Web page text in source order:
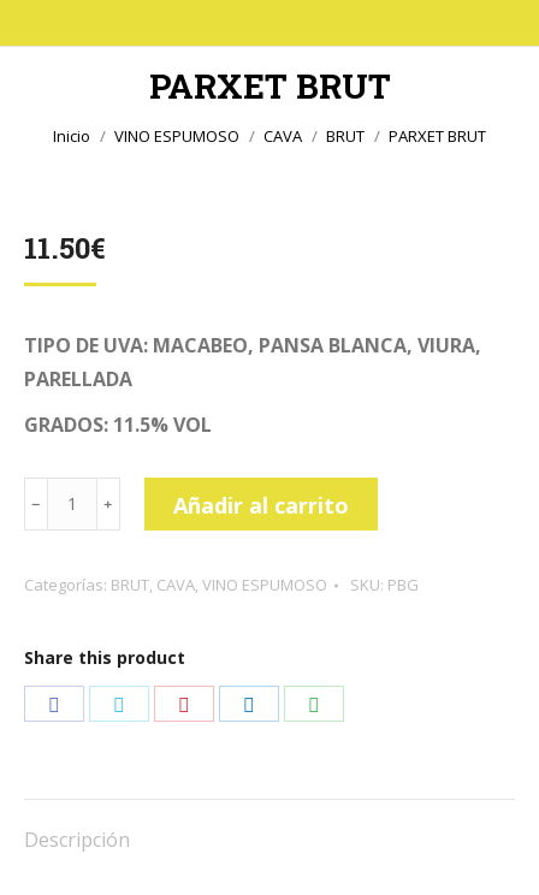
PARXET BRUT
Estás aquí:
Inicio VINO ESPUMOSO CAVA BRUT PARXET BRUT
11.50€
TIPO DE UVA: MACABEO, PANSA BLANCA, VIURA,
PARELLADA
GRADOS: 11.5% VOL
PARXET
BRUT
Añadir al carrito
Categorías: BRUT, CAVA, VINO ESPUMOSO SKU: PBG
Share this product
Descripción